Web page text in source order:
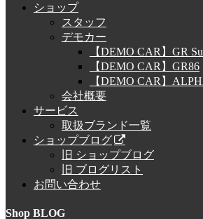
ショップ
スタッフ
デモカー
【DEMO CAR】GR
【DEMO CAR】GR86
【DEMO CAR】
会社概要
サービス
取扱ブランド一覧
ショップブログ
旧 ショップブログ
旧 ブログリスト
お問い合わせ
Shop BLOG